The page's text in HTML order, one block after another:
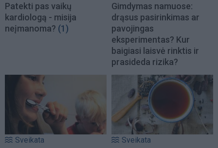
Patekti pas vaikų
kardiologą - misija
neįmanoma? (1)
Gimdymas namuose:
drąsus pasirinkimas ar
pavojingas
eksperimentas? Kur
baigiasi laisvė rinktis ir
prasideda rizika?
Sveikata Sveikata